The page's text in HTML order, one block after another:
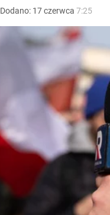
Dodano: 17czerwca 7:25